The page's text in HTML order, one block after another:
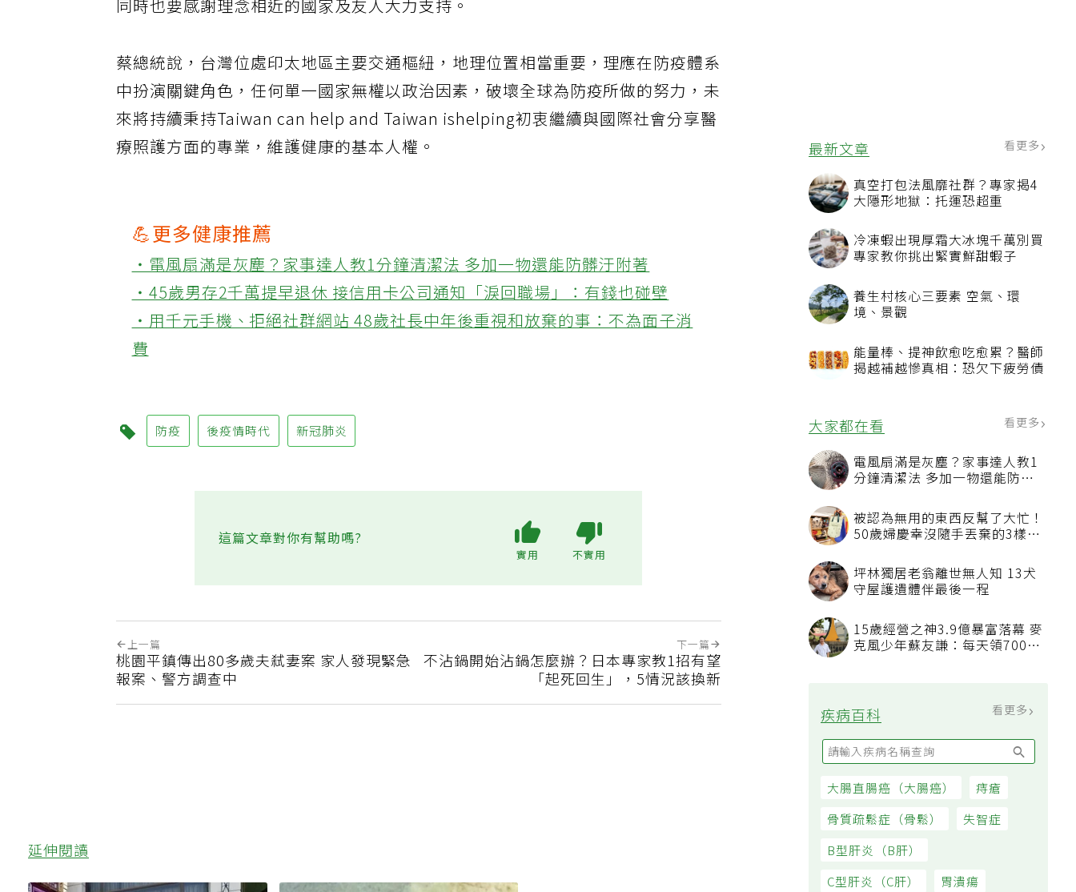
最新文章 看更多
真空打包法風靡社群？專家揭4
大隱形地獄：托運恐超重
冷凍蝦出現厚霜大冰塊千萬別買
專家教你挑出緊實鮮甜蝦子
養生村核心三要素 空氣、環
境、景觀
能量棒、提神飲愈吃愈累？醫師
揭越補越慘真相：恐欠下疲勞債
大家都在看
電風扇滿是灰塵？家事達人教1
分鐘清潔法 多加一物還能防髒
被認為無用的東西反幫了大忙！
50歲婦慶幸沒隨手丟棄的3樣物
坪林獨居老翁離世無人知 13犬
守屋護遺體伴最後一程
15歲經營之神3.9億暴富落幕 麥
克風少年蘇友謙：每天領700元
疾病百科
同時也要感謝理念相近的國家及友人大力支持。
蔡總統說，台灣位處印太地區主要交通樞紐，地理位置相當重要，理應在防疫體系
中扮演關鍵角色，任何單一國家無權以政治因素，破壞全球為防疫所做的努力，未
來將持續秉持Taiwan can help and Taiwan ishelping初衷繼續與國際社會分享醫
療照護方面的專業，維護健康的基本人權。
💪更多健康推薦
‧電風扇滿是灰塵？家事達人教1分鐘清潔法 多加一物還能防髒汙附著
‧45歲男存2千萬提早退休 接信用卡公司通知「淚回職場」：有錢也碰壁
‧用千元手機、拒絕社群網站 48歲社長中年後重視和放棄的事：不為面子消
費
防疫 後疫情時代 新冠肺炎
這篇文章對你有幫助嗎?
上一篇
桃園平鎮傳出80多歲夫弒妻案 家人發現緊急
報案、警方調查中
下一篇
不沾鍋開始沾鍋怎麼辦？日本專家教1招有望
「起死回生」，5情況該換新
延伸閱讀